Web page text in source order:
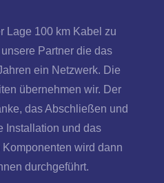
Lage 100 km Kabel zu
Partner die das
ein Netzwerk. Die
übernehmen wir. Der
das Abschließen und
Installation und das
wird dann
durchgeführt.